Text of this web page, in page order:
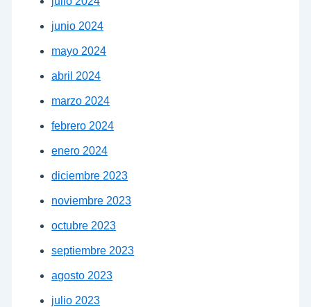
junio 2024
mayo 2024
abril 2024
marzo 2024
febrero 2024
enero 2024
diciembre 2023
noviembre 2023
octubre 2023
septiembre 2023
agosto 2023
julio 2023